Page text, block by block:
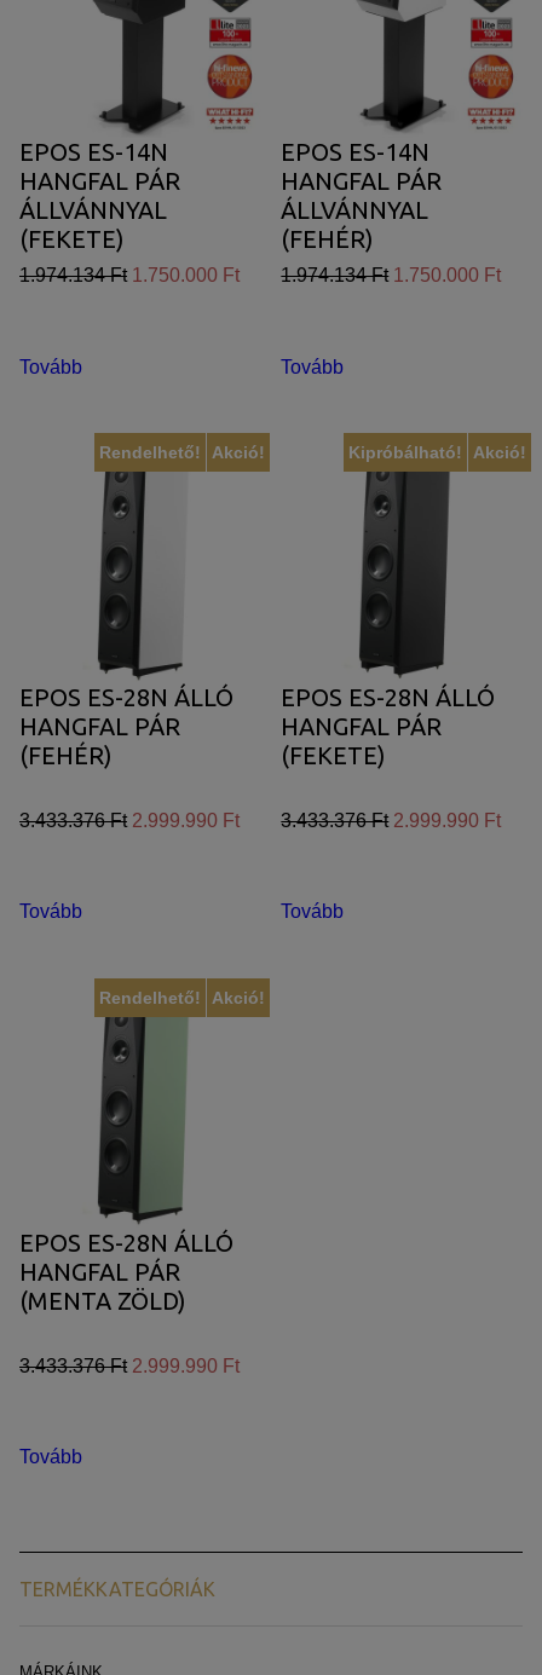
EPOS ES-14N
HANGFAL PÁR
ÁLLVÁNNYAL
(FEKETE)
1.974.134 Ft 1.750.000 Ft
Tovább
EPOS ES-14N
HANGFAL PÁR
ÁLLVÁNNYAL
(FEHÉR)
1.974.134 Ft 1.750.000 Ft
Tovább
Akció!
Rendelhető!
EPOS ES-28N ÁLLÓ
HANGFAL PÁR
(FEHÉR)
3.433.376 Ft 2.999.990 Ft
Tovább
Akció!
Kipróbálható!
EPOS ES-28N ÁLLÓ
HANGFAL PÁR
(FEKETE)
3.433.376 Ft 2.999.990 Ft
Tovább
Akció!
Rendelhető!
EPOS ES-28N ÁLLÓ
HANGFAL PÁR
(MENTA ZÖLD)
3.433.376 Ft 2.999.990 Ft
Tovább
TERMÉKKATEGÓRIÁK